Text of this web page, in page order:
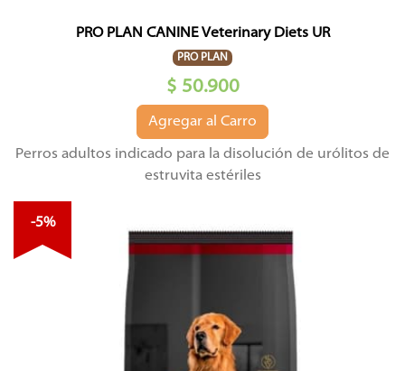
PRO PLAN CANINE Veterinary Diets UR
PRO PLAN
$ 50.900
Agregar al Carro
Perros adultos indicado para la disolución de urólitos de
estruvita estériles
-5%